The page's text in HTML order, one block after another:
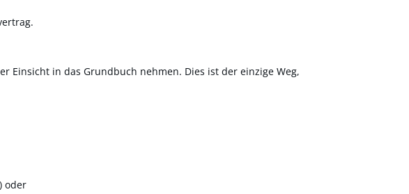
Einsicht in das Grundbuch nehmen. Dies ist der einzige Weg,
oder